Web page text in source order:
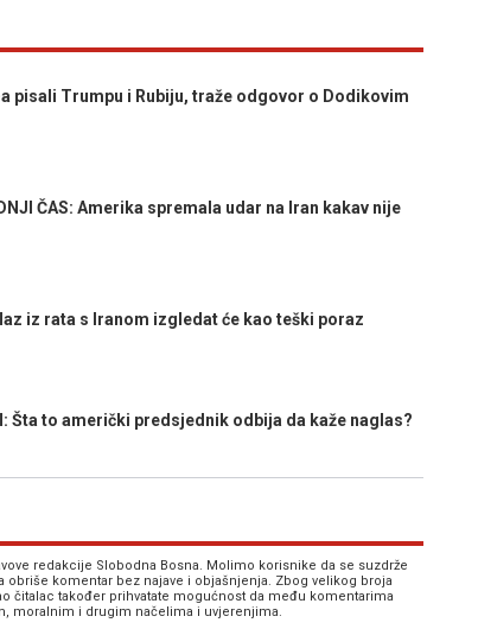
a pisali Trumpu i Rubiju, traže odgovor o Dodikovim
ČAS: Amerika spremala udar na Iran kakav nije
iz rata s Iranom izgledat će kao teški poraz
Šta to američki predsjednik odbija da kaže naglas?
redakcije Slobodna Bosna. Molimo korisnike da se suzdrže
obriše komentar bez najave i objašnjenja. Zbog velikog broja
čitalac također prihvatate mogućnost da među komentarima
moralnim i drugim načelima i uvjerenjima.